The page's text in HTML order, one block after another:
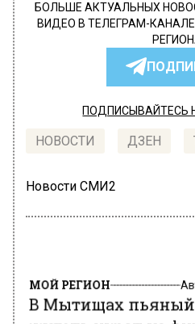
БОЛЬШЕ АКТУАЛЬНЫХ
ВИДЕО В ТЕЛЕГРАМ-
ПОДПИСЫВАЙТЕСЬ
НОВОСТИ ДЗЕН
Новости СМИ2
В Мытищах
житель украл из